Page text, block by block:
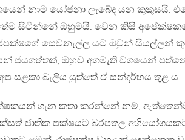
නාම යෝජනා ලැබේද යන කුකුසයි.
සිටින්නේ ඔහුමයි. වෙන කිසි
සෙවනැල්ල යට ඔවුන් සියල්ලන්
ජයගත්තත්, ඔහුව අගමැති වශයෙන්
සළකා බැලිය යුත්තේ ඒ සන්දර්භය තුළ ය.
ගැන කතා කරන්නේ නම්,
ජාතික පක්ෂයට බරපතල